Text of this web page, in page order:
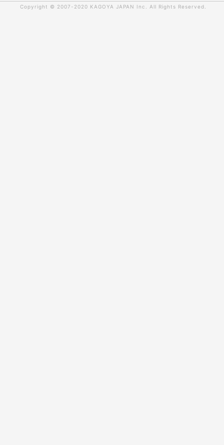
Copyright © 2007-2020 KAGOYA JAPAN Inc. All Rights Reserved.